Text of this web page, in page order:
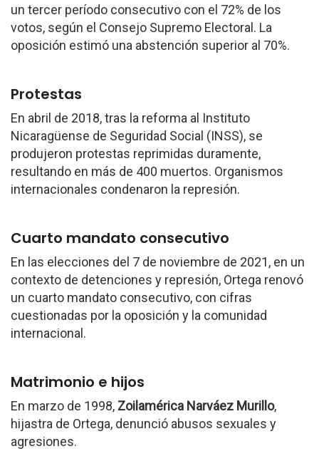
un tercer período consecutivo con el 72% de los
votos, según el Consejo Supremo Electoral. La
oposición estimó una abstención superior al 70%.
Protestas
En abril de 2018, tras la reforma al Instituto
Nicaragüense de Seguridad Social (INSS), se
produjeron protestas reprimidas duramente,
resultando en más de 400 muertos. Organismos
internacionales condenaron la represión.
Cuarto mandato consecutivo
En las elecciones del 7 de noviembre de 2021, en un
contexto de detenciones y represión, Ortega renovó
un cuarto mandato consecutivo, con cifras
cuestionadas por la oposición y la comunidad
internacional.
Matrimonio e hijos
En marzo de 1998, Zoilamérica Narváez Murillo,
hijastra de Ortega, denunció abusos sexuales y
agresiones.